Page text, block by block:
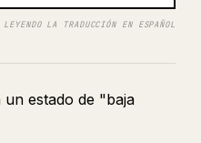
LEYENDO LA TRADUCCIÓN EN ESPAÑOL
un estado de "baja